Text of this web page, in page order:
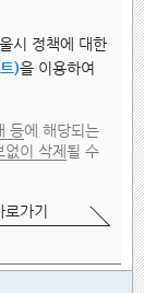
시 정책에 대한
)을 이용하여
등에 해당되는
이 삭제 될 수
가기